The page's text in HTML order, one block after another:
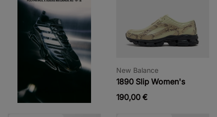
New Balance
1890 Slip Women's
190,00 €